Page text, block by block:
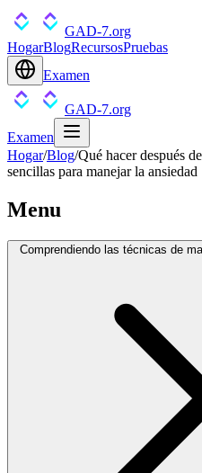
GAD-7.org
HogarBlogRecursosPruebas
Examen
GAD-7.org
Examen
Hogar/Blog/Qué hacer después
sencillas para manejar la ansiedad
Menu
Comprendiendo las técnicas de